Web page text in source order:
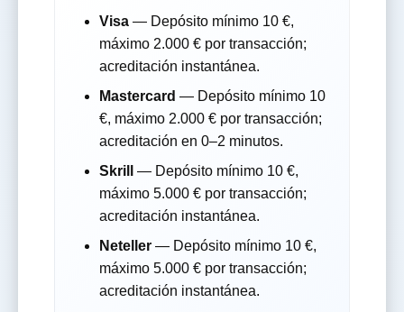
Visa— Depósito mínimo 10 €,
máximo 2.000 € por transacción;
acreditación instantánea.
Mastercard — Depósito mínimo 10
€, máximo 2.000 € por transacción;
acreditación en 0–2 minutos.
Skrill
— Depósito mínimo 10 €,
máximo 5.000 € por transacción;
acreditación instantánea.
Neteller— Depósito mínimo 10 €,
máximo 5.000 € por transacción;
acreditación instantánea.